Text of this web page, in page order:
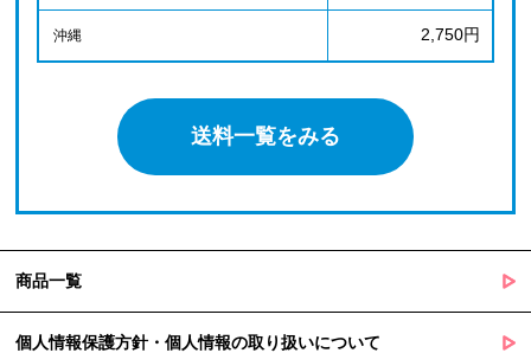
沖縄 2,750円
送料一覧をみる
商品一覧
個人情報保護方針・個人情報の取り扱いについて